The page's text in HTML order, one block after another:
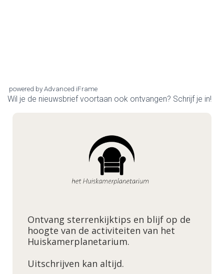
powered by Advanced iFrame
Wil je de nieuwsbrief voortaan ook ontvangen? Schrijf je in!
Ontvang sterrenkijktips en blijf op de
hoogte van de activiteiten van het
Huiskamerplanetarium.
Uitschrijven kan altijd.